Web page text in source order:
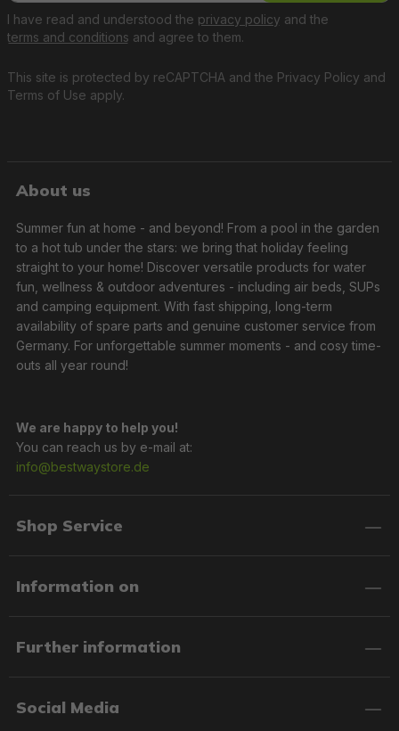
This site is protected by reCAPTCHA and the Privacy Policy and
Terms of Use apply.
I have read and understood the privacy policy and the
terms and conditions and agree to them.
About us
Summer fun at home - and beyond! From a pool in the garden
to a hot tub under the stars: we bring that holiday feeling
straight to your home! Discover versatile products for water
fun, wellness & outdoor adventures - including air beds, SUPs
and camping equipment. With fast shipping, long-term
availability of spare parts and genuine customer service from
Germany. For unforgettable summer moments - and cosy time-
outs all year round!
We are happy to help you!
You can reach us by e-mail at:
info@bestwaystore.de
Shop Service
Information on
Further information
Social Media